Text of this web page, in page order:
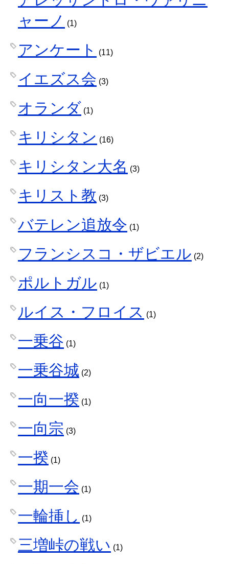
ャーノ
(1)
アンケート (11)
イエズス会 (3)
オランダ (1)
キリシタン (16)
キリシタン大名 (3)
キリスト教 (3)
バテレン追放令 (1)
フランシスコ・ザビエル (2)
ポルトガル (1)
ルイス・フロイス (1)
一乗谷 (1)
一乗谷城 (2)
一向一揆 (1)
一向宗 (3)
一揆 (1)
一期一会 (1)
一輪挿し (1)
三増峠の戦い (1)